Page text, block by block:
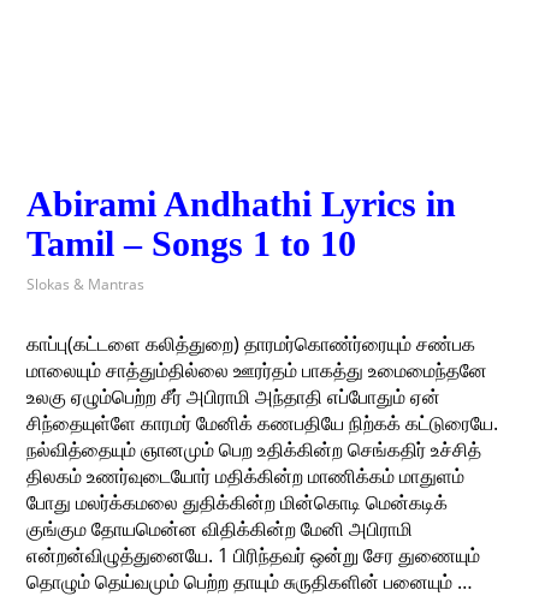
Abirami Andhathi Lyrics in
Tamil – Songs 1 to 10
Slokas & Mantras
காப்பு(கட்டளை கலித்துறை) தாரமர்கொண்ர்ரையும் சண்பக
மாலையும் சாத்தும்தில்லை ஊரர்தம் பாகத்து உமைமைந்தனே
உலகு ஏழும்பெற்ற சீர் அபிராமி அந்தாதி எப்போதும் ஏன்
சிந்தையுள்ளே காரமர் மேனிக் கணபதியே நிற்கக் கட்டுரையே.
நல்வித்தையும் ஞானமும் பெற உதிக்கின்ற செங்கதிர் உச்சித்
திலகம் உணர்வுடையோர் மதிக்கின்ற மாணிக்கம் மாதுளம்
போது மலர்க்கமலை துதிக்கின்ற மின்கொடி மென்கடிக்
குங்கும தோயமென்ன விதிக்கின்ற மேனி அபிராமி
என்றன்விழுத்துனையே. 1 பிரிந்தவர் ஒன்று சேர துணையும்
தொழும் தெய்வமும் பெற்ற தாயும் சுருதிகளின் பனையும் …